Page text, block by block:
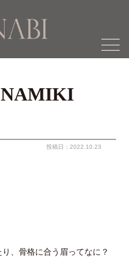
menu
投稿日：2022.10.23
、骨格に合う眉ってなに？